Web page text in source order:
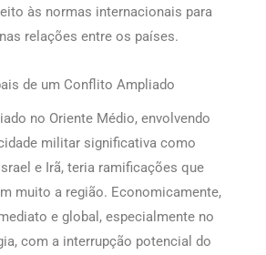
às normas internacionais para
relações entre os países.
de um Conflito Ampliado
no Oriente Médio, envolvendo
militar significativa como
e Irã, teria ramificações que
muito a região. Economicamente,
e global, especialmente no
com a interrupção potencial do